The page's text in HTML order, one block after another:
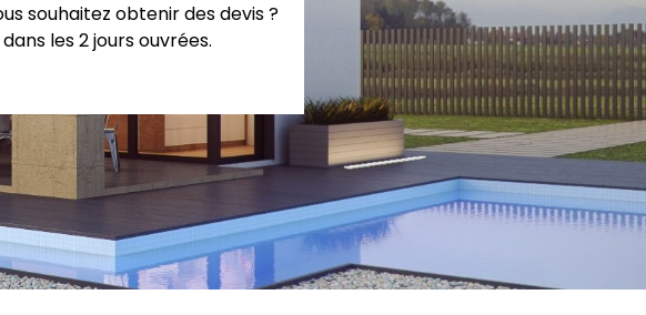
souhaitez obtenir des devis ?
les 2 jours ouvrées.